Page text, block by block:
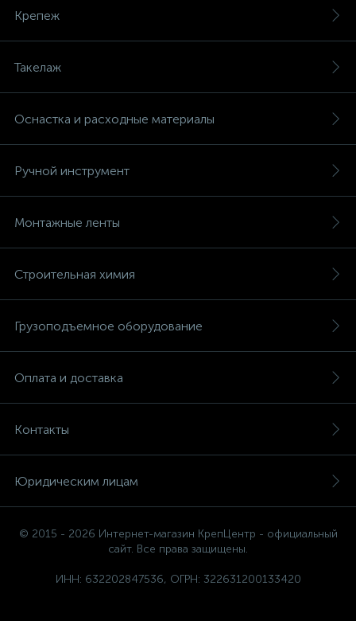
Крепеж
Такелаж
Оснастка и расходные материалы
Ручной инструмент
Монтажные ленты
Строительная химия
Грузоподъемное оборудование
Оплата и доставка
Контакты
Юридическим лицам
© 2015 - 2026 Интернет-магазин КрепЦентр - официальный
сайт. Все права защищены.
ИНН: 632202847536, ОГРН: 322631200133420